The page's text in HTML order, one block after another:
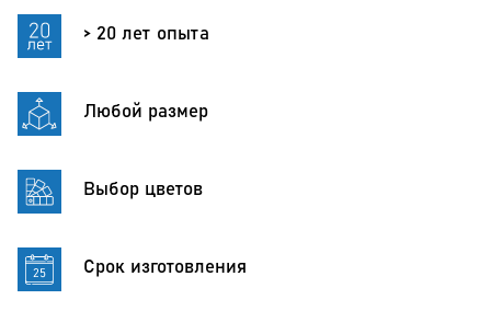
> 20 лет опыта
Любой размер
Выбор цветов
Срок изготовления